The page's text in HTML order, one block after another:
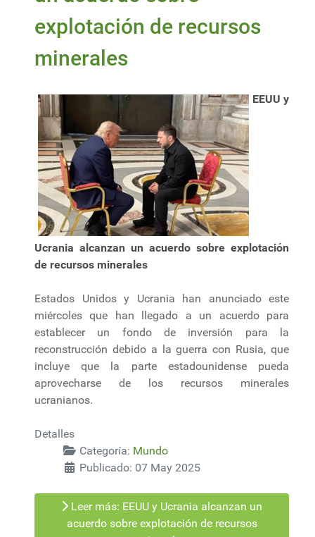
explotación de recursos
minerales
EEUU y
Ucrania alcanzan un acuerdo sobre explotación
de recursos minerales
Estados Unidos y Ucrania han anunciado este
miércoles que han llegado a un acuerdo para
establecer un fondo de inversión para la
reconstrucción debido a la guerra con Rusia, que
incluye que la parte estadounidense pueda
aprovecharse de los recursos minerales
ucranianos.
Detalles
Categoría: Mundo
Publicado: 07 May 2025
Leer más: EEUU y Ucrania alcanzan un
acuerdo sobre explotación de recursos